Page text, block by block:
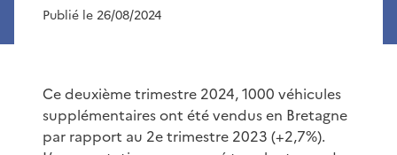
Publié le 26/08/2024
Ce deuxième trimestre 2024, 1000 véhicules
supplémentaires ont été vendus en Bretagne
par rapport au 2e trimestre 2023 (+2,7%).